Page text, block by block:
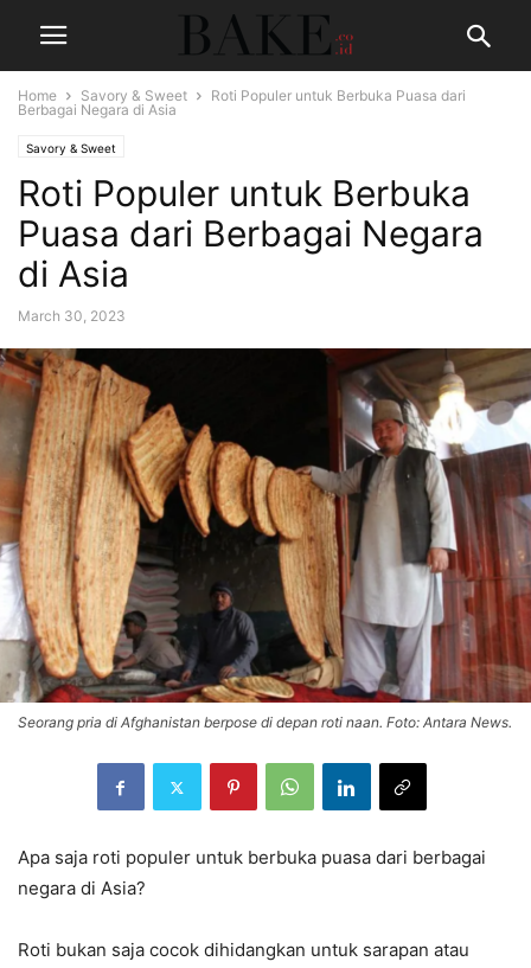
Home Savory & Sweet
Roti Populer untuk Berbuka Puasa dari
Berbagai Negara di Asia
Savory & Sweet
Roti Populer untuk Berbuka
Puasa dari Berbagai Negara
di Asia
March 30, 2023
Seorang pria di Afghanistan berpose di depan roti naan. Foto: Antara News.
Apa saja roti populer untuk berbuka puasa dari berbagai
negara di Asia?
Roti bukan saja cocok dihidangkan untuk sarapan atau